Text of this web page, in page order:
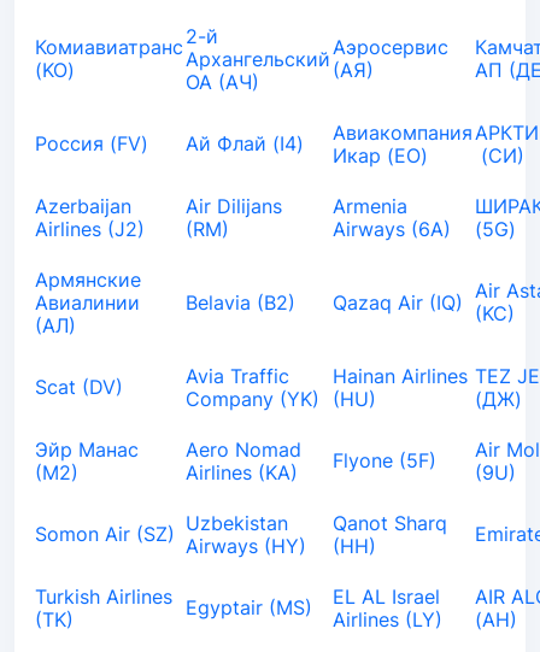
Комиавиатранс
(KO)
2-й
Архангельский
ОА (АЧ)
Аэросервис
(АЯ)
АП
Россия (FV) Ай Флай (I4)
Авиакомпания
Икар (EO)
(СИ)
Azerbaijan
Airlines (J2)
Air Dilijans
(RM)
Armenia
Airways (6A)
(5G)
Армянские
Авиалинии
(АЛ)
Belavia (B2) Qazaq Air (IQ) Air
(KC)
Scat (DV)
Avia Traffic
Company (YK)
Hainan Airlines
(HU)
TEZ
(ДЖ)
Эйр Манас
(М2)
Aero Nomad
Airlines (KA)
Flyone (5F)
Air
(9U)
Somon Air (SZ) Uzbekistan
Airways (HY)
Qanot Sharq
(HH)
Turkish Airlines
(TK)
Egyptair (MS)
EL AL Israel
Airlines (LY)
AIR
(AH)